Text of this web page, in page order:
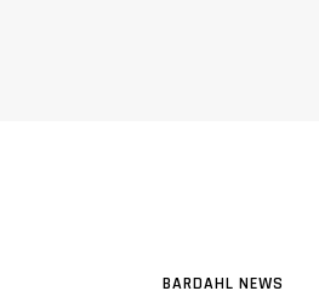
BARDAHL NEWS